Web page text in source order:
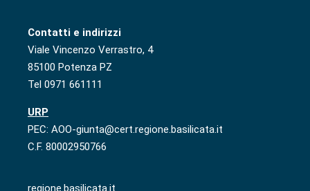
Contatti e indirizzi
Viale Vincenzo Verrastro, 4
85100 Potenza PZ
Tel 0971 661111
URP
PEC: AOO-giunta@cert.regione.basilicata.it
C.F. 80002950766
regione.basilicata.it